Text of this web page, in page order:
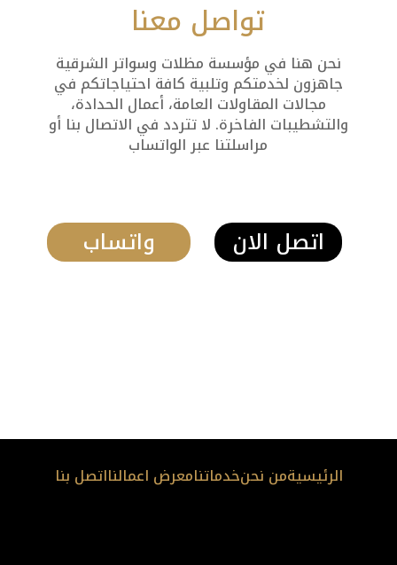
تواصل معنا
نحن هنا في مؤسسة مظلات وسواتر الشرقية
جاهزون لخدمتكم وتلبية كافة احتياجاتكم في
مجالات المقاولات العامة، أعمال الحدادة،
والتشطيبات الفاخرة. لا تتردد في الاتصال بنا أو
مراسلتنا عبر الواتساب
واتساب اتصل الان
الرئيسيةمن نحنخدماتنامعرض اعمالنااتصل بنا